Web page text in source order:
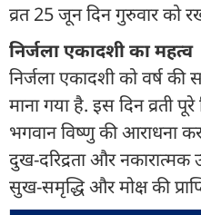
व्रत 25 जून दिन गुरुवार को
निर्जला एकादशी का महत्व
निर्जला एकादशी को वर्ष
माना गया है. इस दिन व्रती
भगवान विष्णु की आराधना
दुख-दरिद्रता और नकारात्मक
सुख-समृद्धि और मोक्ष की